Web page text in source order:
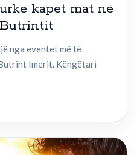
kapet mat në
nga eventet më të
Imerit. Këngëtari